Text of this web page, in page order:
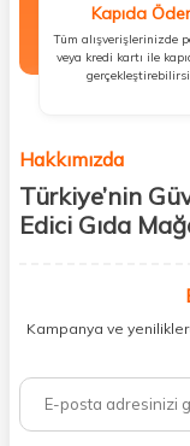
Kapıda
Tüm alışverişlerinizde
veya kredi kartı ile
Hakkımızda
Türkiye’nin
Edici Gıda
kişisel bakım hem de
buluşturuyoruz. Artık
ihtiyacınız olan her
%100 orijinal kozmetik
vücudunuzu
Kampanya ve